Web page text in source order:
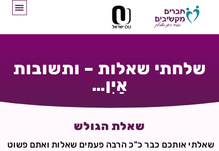
שלחתי שאלות – ותשובות
אַיִן…
שאלת הגולש
שאלתי אותכם כבר כ"כ הרבה פעמים שאלות ואתם פשוט